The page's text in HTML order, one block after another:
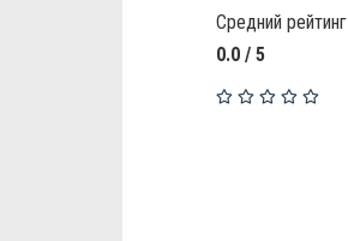
Средний рейтинг
0.0 / 5